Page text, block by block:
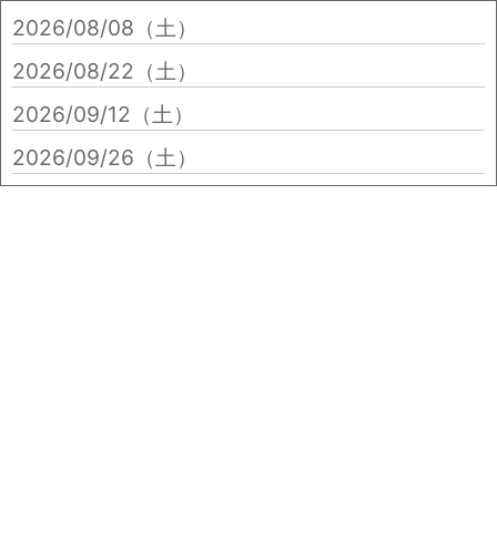
2026/08/08（土）
2026/08/22（土）
2026/09/12（土）
2026/09/26（土）